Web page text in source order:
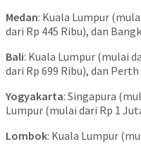
Medan: Kuala Lumpur
dari Rp 445 Ribu), dan
Bali: Kuala Lumpur (mulai
dari Rp 699 Ribu), dan
Yogyakarta: Singapura
Lumpur (mulai dari Rp 1
Lombok: Kuala Lumpur